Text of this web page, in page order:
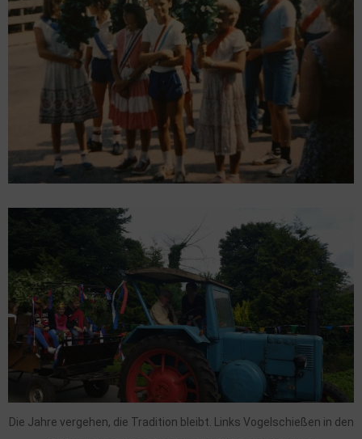
Die Jahre vergehen, die Tradition bleibt. Links Vogelschießen in den